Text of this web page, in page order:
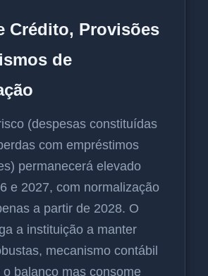
Crédito, Provisões
de
(despesas constituídas
com empréstimos
permanecerá elevado
e 2027, com normalização
a partir de 2028. O
a instituição a manter
mecanismo contábil
balanço mas consome